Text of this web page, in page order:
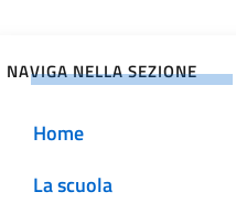
NAVIGA NELLA SEZIONE
Home
La scuola